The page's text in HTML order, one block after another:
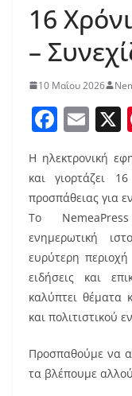
16
–
10 Μαΐου 2026
F
c
e
b
o
o
k
E
m
ai
l
Η ηλεκτρονική
και γιορτάζει
προσπάθειας για
Το
ενημερωτική
ευρύτερη περιοχή
ειδήσεις και
καλύπτει θέματα
και πολιτιστικού
Προσπαθούμε να
τα βλέπουμε